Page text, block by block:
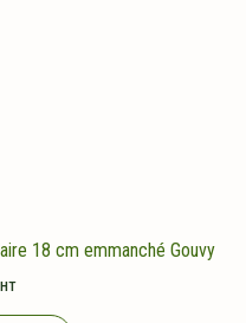
18 cm emmanché Gouvy
HT